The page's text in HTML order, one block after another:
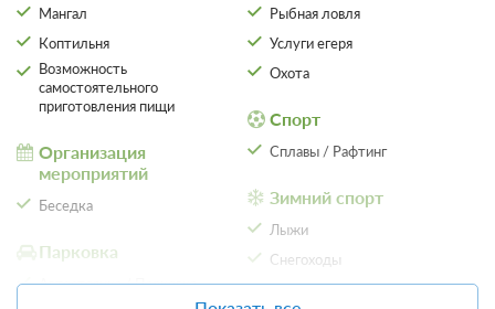
Мангал
Коптильня
Возможность
самостоятельного
приготовления пищи
Организация
мероприятий
Беседка
Парковка
Автостоянка / Парковка
Рыбная ловля
Услуги егеря
Охота
Спорт
Сплавы / Рафтинг
Зимний спорт
Лыжи
Снегоходы